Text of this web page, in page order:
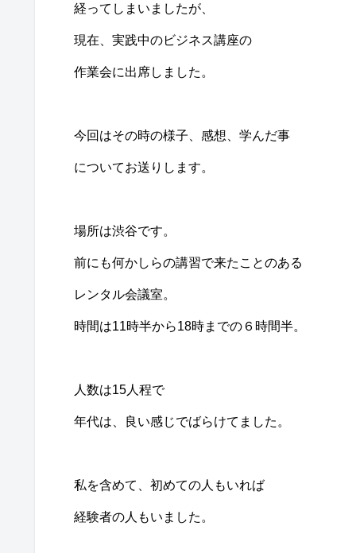
経ってしまいましたが、
現在、実践中のビジネス講座の
作業会に出席しました。
今回はその時の様子、感想、学んだ事
についてお送りします。
場所は渋谷です。
前にも何かしらの講習で来たことのある
レンタル会議室。
時間は11時半から18時までの６時間半。
人数は15人程で
年代は、良い感じでばらけてました。
私を含めて、初めての人もいれば
経験者の人もいました。